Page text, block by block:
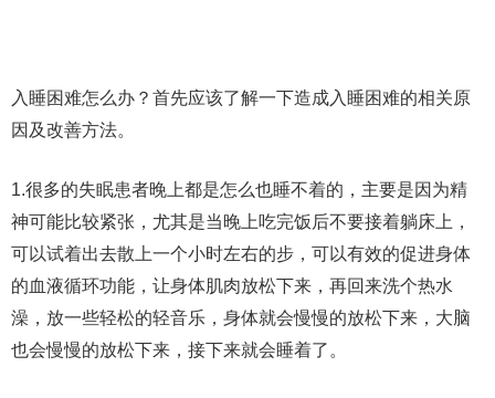
入睡困难怎么办？首先应该了解一下造成入睡困难的相关原
因及改善方法。
1.很多的失眠患者晚上都是怎么也睡不着的，主要是因为精
神可能比较紧张，尤其是当晚上吃完饭后不要接着躺床上，
可以试着出去散上一个小时左右的步，可以有效的促进身体
的血液循环功能，让身体肌肉放松下来，再回来洗个热水
澡，放一些轻松的轻音乐，身体就会慢慢的放松下来，大脑
也会慢慢的放松下来，接下来就会睡着了。